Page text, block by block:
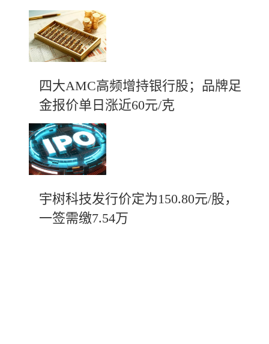
四大AMC高频增持银行股；品牌足
金报价单日涨近60元/克
宇树科技发行价定为150.80元/股，
一签需缴7.54万